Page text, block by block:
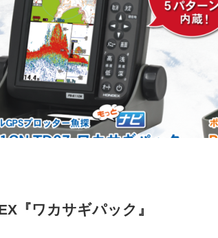
『ワカサギパック』